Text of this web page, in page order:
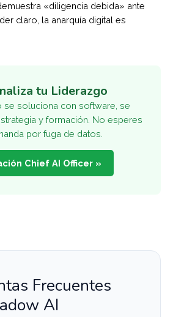
«diligencia debida» ante
claro, la anarquía digital es
tu Liderazgo
se soluciona con software, se
y formación. No esperes
por fuga de datos.
Chief AI Officer »
Frecuentes
AI